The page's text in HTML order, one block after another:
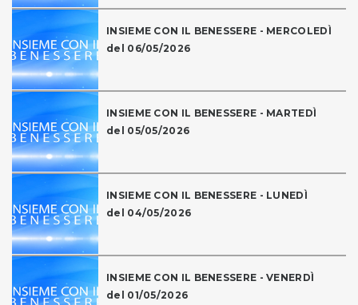
INSIEME CON IL BENESSERE - MERCOLEDÌ
del 06/05/2026
INSIEME CON IL BENESSERE - MARTEDÌ
del 05/05/2026
INSIEME CON IL BENESSERE - LUNEDÌ
del 04/05/2026
INSIEME CON IL BENESSERE - VENERDÌ
del 01/05/2026